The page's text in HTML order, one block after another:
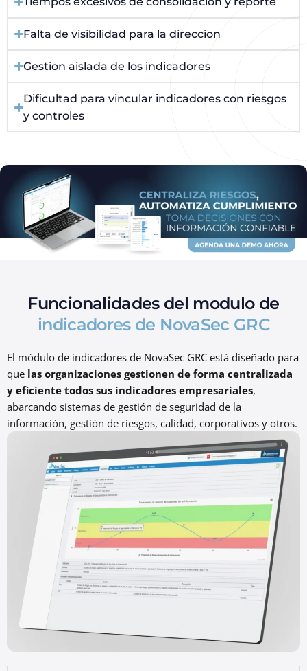
Falta de visibilidad para la direccion
Gestion aislada de los indicadores
Dificultad para vincular indicadores con riesgos
y controles
Funcionalidades del modulo de
indicadores de NovaSec GRC
El módulo de indicadores de NovaSec GRC está diseñado para
que las organizaciones gestionen de forma centralizada
y eficiente todos sus indicadores empresariales,
abarcando sistemas de gestión de seguridad de la
información, gestión de riesgos, calidad, corporativos y otros.